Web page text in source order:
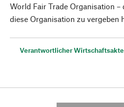
World Fair Trade Organisation –
diese Organisation zu vergeben
Verantwortlicher